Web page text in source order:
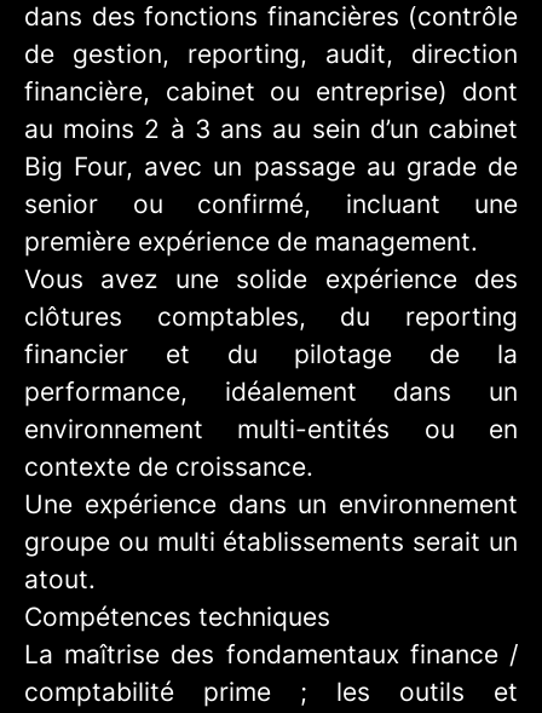
dans des fonctions financières (contrôle
de gestion, reporting, audit, direction
financière, cabinet ou entreprise) dont
au moins 2 à 3 ans au sein d’un cabinet
Big Four, avec un passage au grade de
senior ou confirmé, incluant une
première expérience de management.
Vous avez une solide expérience des
clôtures comptables, du reporting
financier et du pilotage de la
performance, idéalement dans un
environnement multi-entités ou en
contexte de croissance.
Une expérience dans un environnement
groupe ou multi établissements serait un
atout.
Compétences techniques
La maîtrise des fondamentaux finance /
comptabilité prime ; les outils et